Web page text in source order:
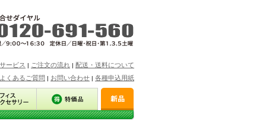
ービス | ご注文の流れ | 配送・送料について
よくあるご質問 | お問い合わせ | 各種申込用紙